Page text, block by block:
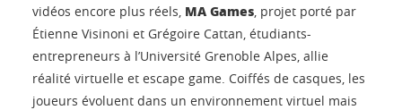
vidéos encore plus réels, MA Games , projet porté par
Étienne Visinoni et Grégoire Cattan, étudiants-
entrepreneurs à l’Université Grenoble Alpes, allie
réalité virtuelle et escape game. Coiffés de casques, les
joueurs évoluent dans un environnement virtuel mais